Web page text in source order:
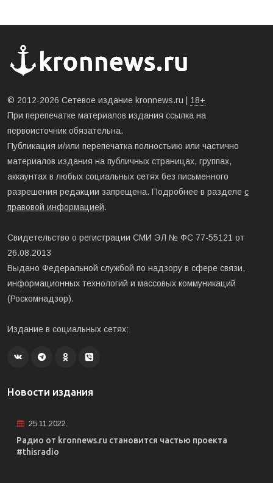
© 2012-2026 Сетевое издание kronnews.ru | 18+
При перепечатке материалов издания ссылка на
первоисточник обязательна.
Публикация и/или перепечатка полностьию или частично
материалов издания на публичных страницах, группах,
аккаунтах в любых социальных сетях без письменного
разрешения редакции запрещена. Подробнее в разделе с
правовой информацией.
Свидетельство о регистрации СМИ ЭЛ № ФС 77-55121 от
26.08.2013
Выдано Федеральной службой по надзору в сфере связи,
информационных технологий и массовых коммуникаций
(Роскомнадзор).
Издание в социальных сетях:
Новости издания
25.11.2022.
Радио от kronnews.ru становится частью проекта
#thisradio